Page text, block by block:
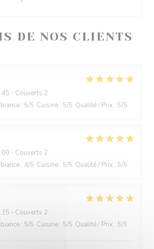
DE NOS CLIENTS
- Couverts 2
: 5/5 Cuisine : 5/5 Qualité / Prix : 5/5
- Couverts 2
: 4/5 Cuisine : 5/5 Qualité / Prix : 5/5
- Couverts 2
: 5/5 Cuisine : 5/5 Qualité / Prix : 5/5